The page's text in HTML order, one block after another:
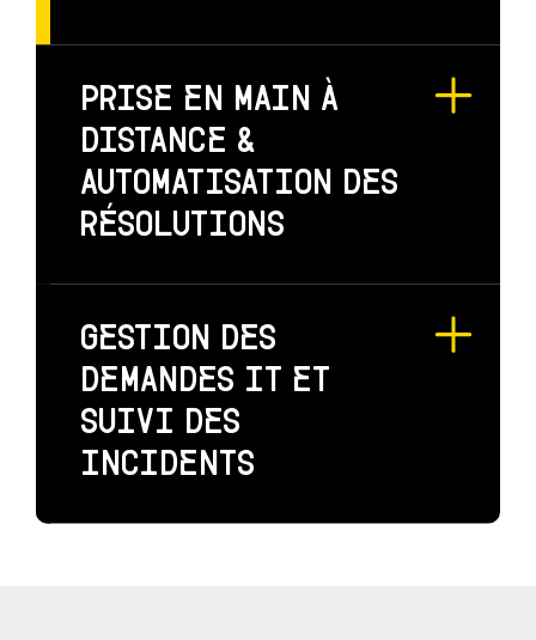
PRISE EN MAIN À
DISTANCE &
AUTOMATISATION DES
RÉSOLUTIONS
GESTION DES
DEMANDES IT ET
SUIVI DES
INCIDENTS